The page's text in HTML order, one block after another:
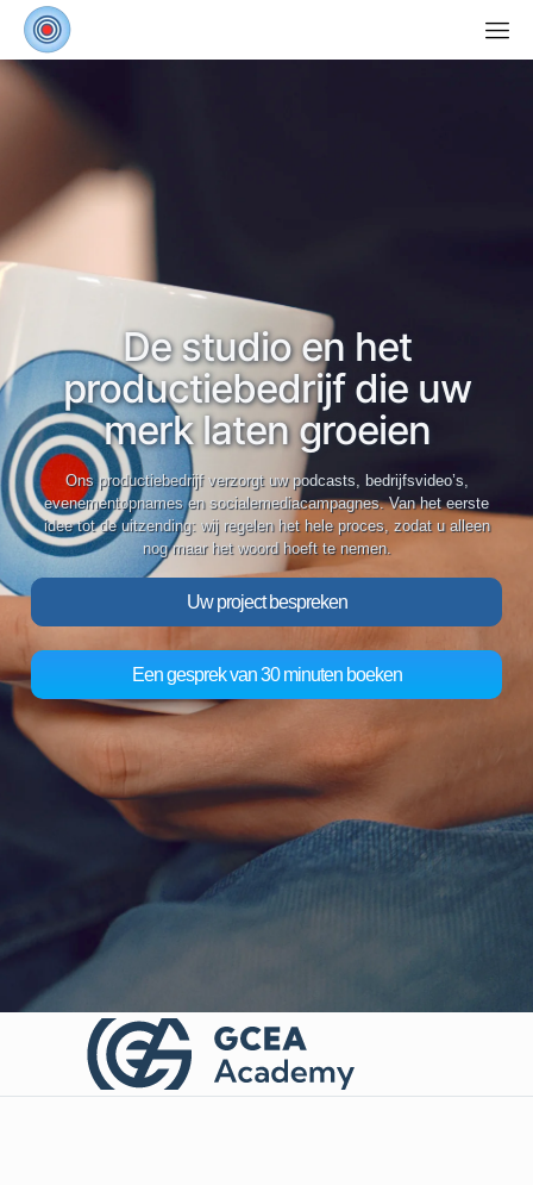
De studio en het
productiebedrijf die uw
merk laten groeien
Ons productiebedrijf verzorgt uw podcasts, bedrijfsvideo’s,
evenementopnames en socialemediacampagnes. Van het eerste
idee tot de uitzending: wij regelen het hele proces, zodat u alleen
nog maar het woord hoeft te nemen.
Uw project bespreken
Een gesprek van 30 minuten boeken